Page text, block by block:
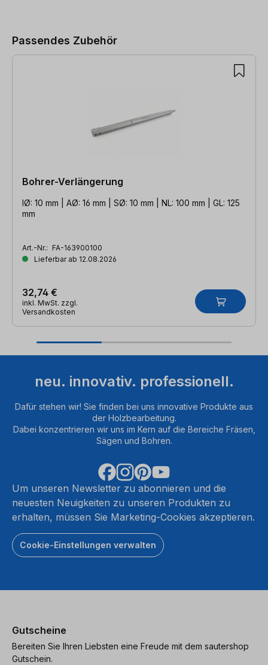
Passendes Zubehör
Bohrer-Verlängerung
IØ: 10 mm | AØ: 16 mm | SØ: 10 mm | NL: 100 mm | GL: 125
mm
Art.-Nr.: FA-163900100
Lieferbar ab 12.08.2026
32,74 €
inkl. MwSt. zzgl.
Versandkosten
neu. innovativ. professionell.
Dafür stehen wir! Sie finden bei uns innovative Produkte aus
der Holzbearbeitung.
Dabei konzentrieren wir uns im Kern auf die Bereiche Fräsen,
Sägen und Bohren.
Um unseren Newsletter zu abonnieren und die
neuesten Neuigkeiten zu unseren Produkten zu
erhalten, müssen Sie Marketing-Cookies akzeptieren.
Cookie-Einstellungen verwalten
Gutscheine
Bereiten Sie Ihren Liebsten eine Freude mit dem sautershop
Gutschein.